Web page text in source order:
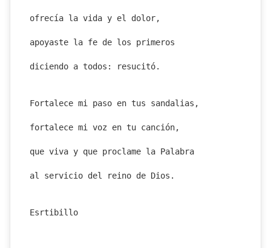
ofrecía la vida y el dolor,
apoyaste la fe de los primeros
diciendo a todos: resucitó.
Fortalece mi paso en tus sandalias,
fortalece mi voz en tu canción,
que viva y que proclame la Palabra
al servicio del reino de Dios.
Esrtibillo